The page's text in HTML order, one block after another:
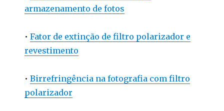
armazenamento de fotos
•Fator de extinção de filtro polarizador e
revestimento
•Birrefringência na fotografia com filtro
polarizador